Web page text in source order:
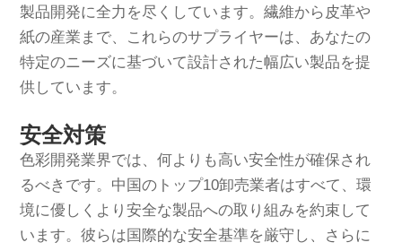
製品開発に全力を尽くしています。繊維から皮革や
紙の産業まで、これらのサプライヤーは、あなたの
特定のニーズに基づいて設計された幅広い製品を提
供しています。
安全対策
色彩開発業界では、何よりも高い安全性が確保され
るべきです。中国のトップ10卸売業者はすべて、環
境に優しくより安全な製品への取り組みを約束して
います。彼らは国際的な安全基準を厳守し、さらに